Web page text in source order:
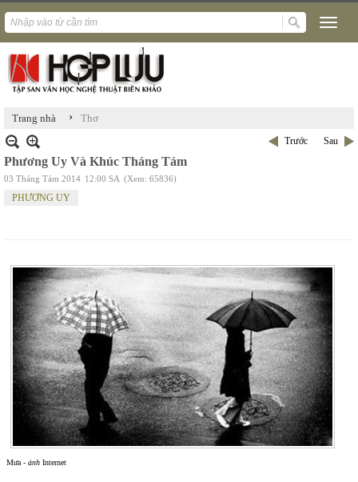
Trang nhà › Thơ
Trước Sau
Phương Uy Và Khúc Tháng Tám
03 Tháng Tám 2014 12:00 SA (Xem: 65836)
PHƯƠNG UY
Mưa - ảnh Internet